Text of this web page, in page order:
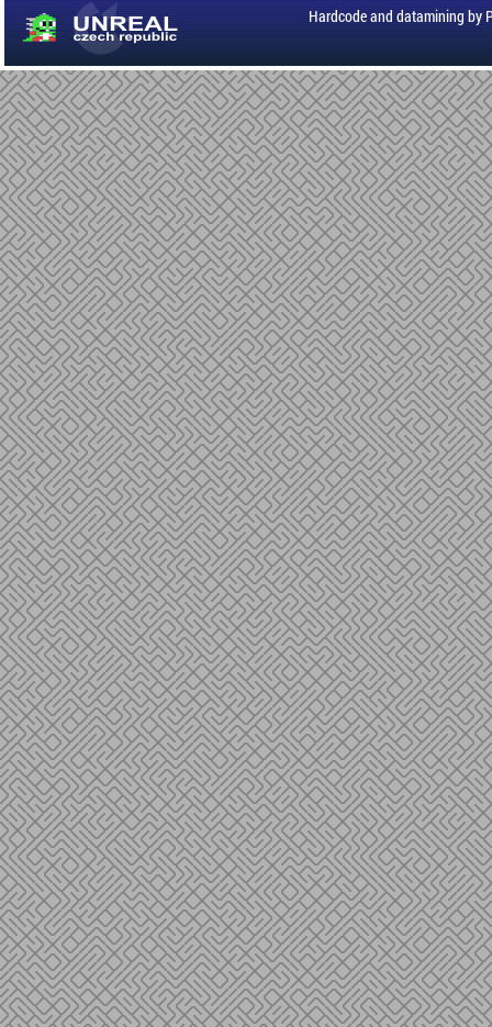
Hardcode and datamining by